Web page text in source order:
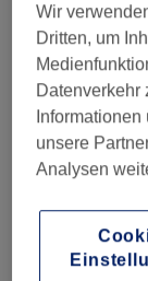
1 Std.
Montag
Dienstag
Donnerstag
Freitag
Samstag
Wir
Dritten, um
Datenverkehr
unsere
Analysen